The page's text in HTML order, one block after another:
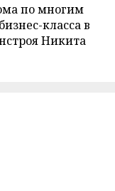
по многим
класса в
Никита